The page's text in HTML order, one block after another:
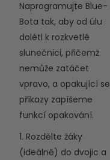
Naprogramujte Blue-
Bota tak, aby od úlu
dolétl k rozkvetlé
slunečnici, přičemž
nemůže zatáčet
vpravo, a opakující se
příkazy zapíšeme
funkcí opakování.
1. Rozdělte žáky
(ideálně) do dvojic a